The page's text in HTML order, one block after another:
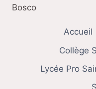
Bosco
Accueil
Collège
Lycée Pro